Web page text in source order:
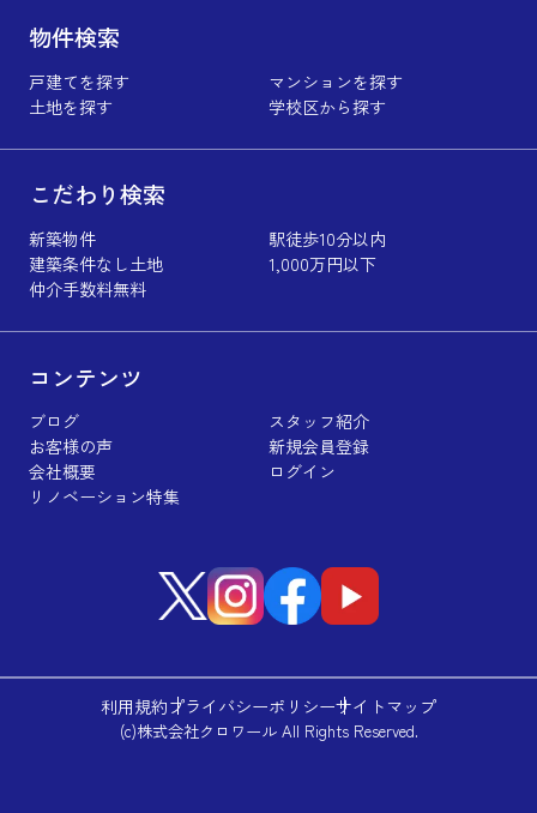
物件検索
戸建てを探す
マンションを探す
土地を探す
学校区から探す
こだわり検索
新築物件
駅徒歩10分以内
建築条件なし土地
1,000万円以下
仲介手数料無料
コンテンツ
ブログ
スタッフ紹介
お客様の声
新規会員登録
会社概要
ログイン
リノベーション特集
利用規約プライバシーポリシーサイトマップ
(c)株式会社クロワール All Rights Reserved.